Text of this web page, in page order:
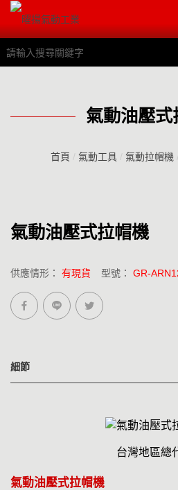
氣動油壓式
首頁 / 氣動工具 / 氣動拉帽機 /
氣動油壓式拉帽機
供應情形： 有現貨 型號： GR-
細節
台灣地區總
氣動油壓式拉帽機